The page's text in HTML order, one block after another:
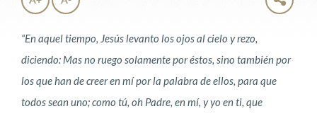
“En aquel tiempo, Jesús levanto los ojos al cielo y rezo,
diciendo: Mas no ruego solamente por éstos, sino también por
los que han de creer en mí por la palabra de ellos, para que
todos sean uno; como tú, oh Padre, en mí, y yo en ti, que